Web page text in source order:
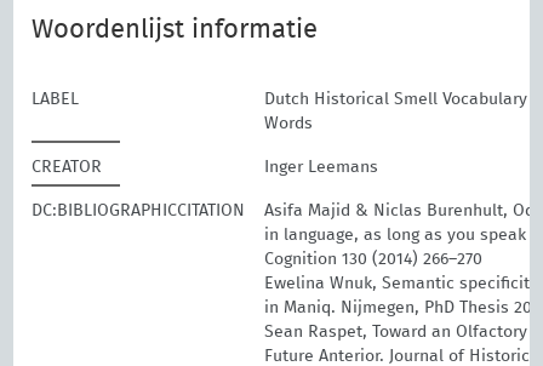
Woordenlijst informatie
LABEL
Dutch Historical Smell Vocabulary
Words
CREATOR Inger Leemans
DC:BIBLIOGRAPHICCITATION
Asifa Majid & Niclas Burenhult,
in language, as long as you speak
Cognition 130 (2014) 266–270
Ewelina Wnuk, Semantic
in Maniq. Nijmegen, PhD Thesis
Sean Raspet, Toward an Olfactory
Future Anterior. Journal of Historic